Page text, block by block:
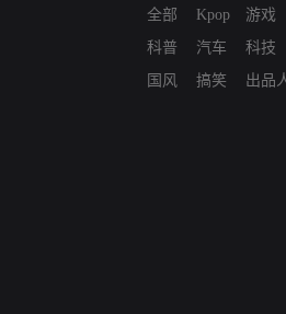
全部
科普
国风
Kpop
汽车
搞笑
游戏
科技
出品